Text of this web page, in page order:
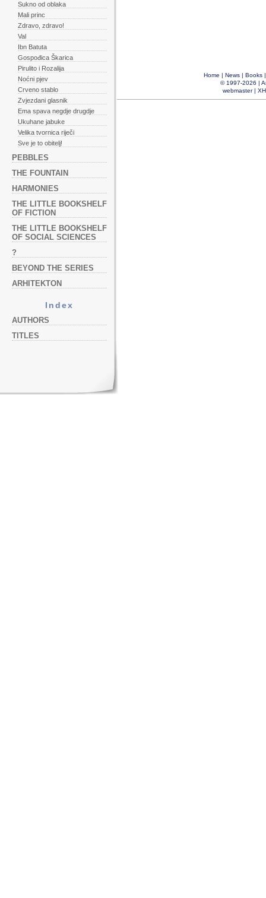
Sukno od oblaka
Mali princ
Zdravo, zdravo!
Val
Ibn Batuta
Gospođica Škarica
Pirulito i Rozalija
Noćni pjev
Crveno stablo
Zvjezdani glasnik
Ema spava negdje drugdje
Ukuhane jabuke
Velika tvornica riječi
Sve je to obitelj!
PEBBLES
THE FOUNTAIN
HARMONIES
THE LITTLE BOOKSHELF
OF FICTION
THE LITTLE BOOKSHELF
OF SOCIAL SCIENCES
?
BEYOND THE SERIES
ARHITEKTON
Index
AUTHORS
TITLES
Home | News| Books
© 1997-2026 |
webmaster|